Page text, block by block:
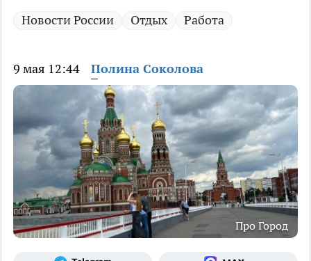
Новости России Отдых Работа
9 мая 12:44 Полина Соколова
Про Город